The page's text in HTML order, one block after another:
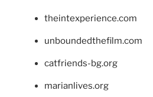
theintexperience.com
unboundedthefilm.com
catfriends-bg.org
marianlives.org